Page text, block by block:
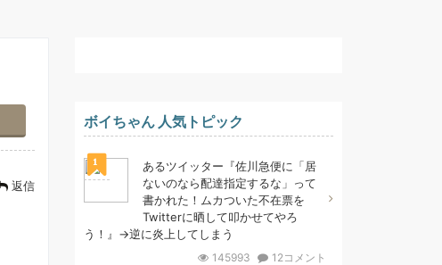
返信
ボイちゃん 人気トピック
1
あるツイッター『佐川急便に「居
ないのなら配達指定するな」って
書かれた！ムカついた不在票を
Twitterに晒して叩かせてやろ
う！』→逆に炎上してしまう
145993 12コメント